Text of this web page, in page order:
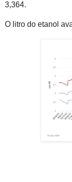
3,364.
O litro do etanol